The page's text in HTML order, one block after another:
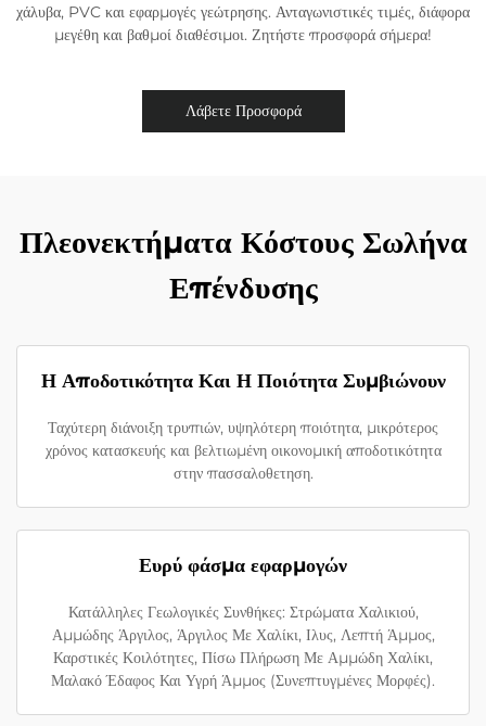
χάλυβα, PVC και εφαρμογές γεώτρησης. Ανταγωνιστικές τιμές, διάφορα
μεγέθη και βαθμοί διαθέσιμοι. Ζητήστε προσφορά σήμερα!
Λάβετε Προσφορά
Πλεονεκτήματα Κόστους Σωλήνα
Επένδυσης
Η Αποδοτικότητα Και Η Ποιότητα Συμβιώνουν
Ταχύτερη διάνοιξη τρυπιών, υψηλότερη ποιότητα, μικρότερος
χρόνος κατασκευής και βελτιωμένη οικονομική αποδοτικότητα
στην πασσαλοθετηση.
Ευρύ φάσμα εφαρμογών
Κατάλληλες Γεωλογικές Συνθήκες: Στρώματα Χαλικιού,
Αμμώδης Άργιλος, Άργιλος Με Χαλίκι, Ιλυς, Λεπτή Άμμος,
Καρστικές Κοιλότητες, Πίσω Πλήρωση Με Αμμώδη Χαλίκι,
Μαλακό Έδαφος Και Υγρή Άμμος (Συνεπτυγμένες Μορφές).